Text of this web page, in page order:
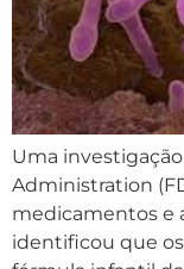
Uma
Administration
medicamentos e
identificou que